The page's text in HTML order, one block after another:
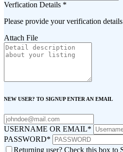
Verfication Details *
Please provide your verification
Attach File
NEW USER? TO SIGNUP ENTER AN EMAIL
USERNAME OR EMAIL*
PASSWORD*
Returning user? Check this box to